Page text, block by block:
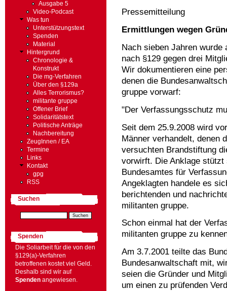
Pressemitteilung
Ermittlungen wegen
Nach sieben Jahren wurde
nach §129 gegen drei
Wir dokumentieren eine
denen die
gruppe vorwarf:
"Der Verfassungsschutz
Seit dem 25.9.2008 wird
Männer verhandelt, denen
versuchten Brandstiftung
vorwirft. Die Anklage
Bundesamtes für
Angeklagten handele es
berichtenden und
militanten gruppe.
Schon einmal hat der
militanten gruppe zu
Am 3.7.2001 teilte das
Bundesanwaltschaft mit,
seien die Gründer und
um einen zu prüfenden
Ausgabe 5
Video-Podcast
Was tun
Unterstützungstext
Spenden
Material
Hintergrund
Chronologie &
Konstrukt
Die mg-Verfahren
Über den §129a
Alles Terrorismus?
militante gruppe
Offener Brief
Solidaritätstext
Politische Anträge
Nachbereitung
ZeugInnen / EA
Termine
Links
Kontakt
gpg
RSS
Suchen
Spenden
Die Soliarbeit für die von den
§129(a)-Verfahren
betroffenen kostet viel Geld.
Deshalb sind wir auf
Spenden angewiesen.